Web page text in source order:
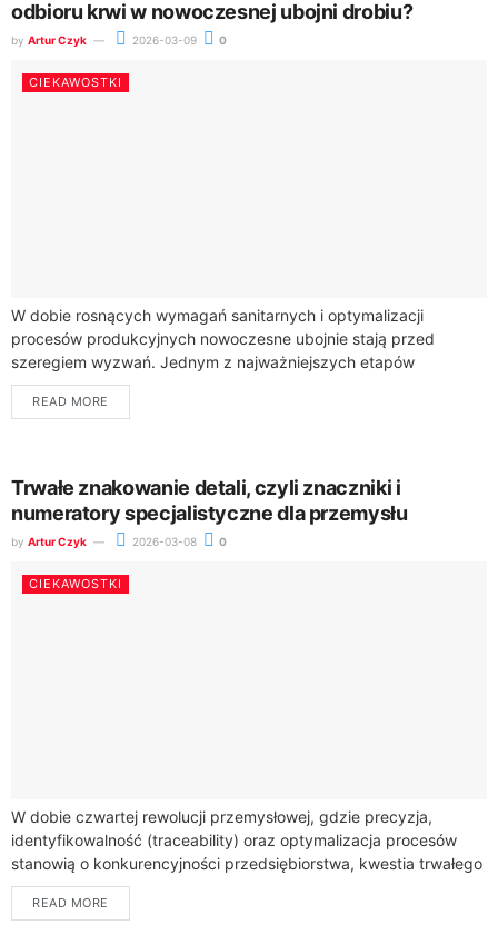
odbioru krwi w nowoczesnej ubojni drobiu?
by Artur Czyk 2026-03-09 0
CIEKAWOSTKI
W dobie rosnących wymagań sanitarnych i optymalizacji
procesów produkcyjnych nowoczesne ubojnie stają przed
szeregiem wyzwań. Jednym z najważniejszych etapów
przetwórstwa mięsnego jest efektywny system odbioru krwi.
Właściwy projekt tego segmentu...
READ MORE
Trwałe znakowanie detali, czyli znaczniki i
numeratory specjalistyczne dla przemysłu
by Artur Czyk 2026-03-08 0
CIEKAWOSTKI
W dobie czwartej rewolucji przemysłowej, gdzie precyzja,
identyfikowalność (traceability) oraz optymalizacja procesów
stanowią o konkurencyjności przedsiębiorstwa, kwestia trwałego
znakowania detali nabiera szczególnego znaczenia. Każdy
element opuszczający linię produkcyjną – od...
READ MORE